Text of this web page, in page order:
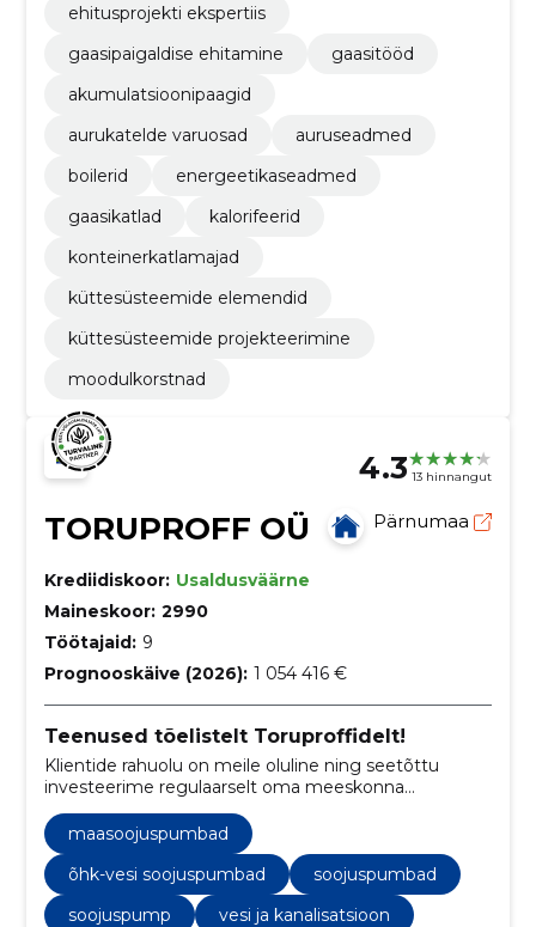
ehitusprojekti ekspertiis
gaasipaigaldise ehitamine
gaasitööd
akumulatsioonipaagid
aurukatelde varuosad
auruseadmed
boilerid
energeetikaseadmed
gaasikatlad
kalorifeerid
konteinerkatlamajad
küttesüsteemide elemendid
küttesüsteemide projekteerimine
moodulkorstnad
4.3 13 hinnangut
TORUPROFF OÜ Pärnumaa
Krediidiskoor: Usaldusväärne
Maineskoor: 2990
Töötajaid: 9
Prognooskäive (2026): 1 054 416 €
Teenused tõelistelt Toruproffidelt!
Klientide rahuolu on meile oluline ning seetõttu
investeerime regulaarselt oma meeskonna
arengusse ja tooteteadlikusse. Oleme veendunud, et
olles oma valdkonna vaieldamatud profid, suudame
pakkuda oma klientidele parimat teenust.
maasoojuspumbad
õhk-vesi soojuspumbad
soojuspumbad
soojuspump
vesi ja kanalisatsioon